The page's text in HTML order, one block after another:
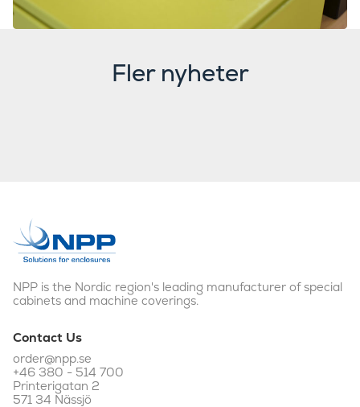
Fler nyheter
NPP is the Nordic region's leading manufacturer of special
cabinets and machine coverings.
Contact Us
order@npp.se
+46 380 - 514 700
Printerigatan 2
571 34 Nässjö